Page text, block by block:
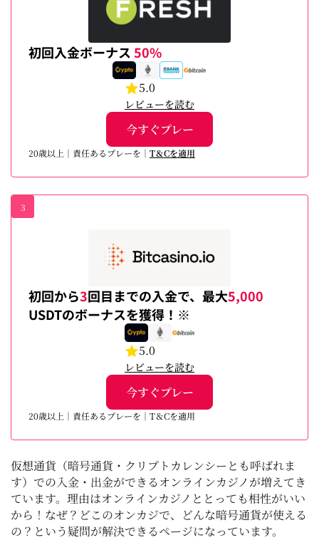
初回入金ボーナス50%
5.0
レビューを読む
今すぐプレー
20歳以上｜責任あるプレーを｜ T＆Cを適用
3
初回から3回目までの入金で、最大5,000
USDTのボーナスを獲得！※
5.0
レビューを読む
今すぐプレー
20歳以上｜責任あるプレーを｜T＆Cを適用
仮想通貨（暗号通貨・クリプトカレンシーとも呼ばれま
す）での入金・出金ができるオンラインカジノが増えてき
ています。理由はオンラインカジノととっても相性がいい
から！なぜ？どこのオンカジで、どんな暗号通貨が使える
の？という疑問が解決できるページになっています。